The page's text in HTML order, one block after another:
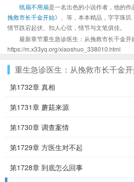
纸扇不用扇是一名出色的小说作者，他的作
挽救市长千金开始》、等，本本精品，字字珠
情节跌宕起伏、扣人心弦，情节与文笔俱佳。
最新章节重生急诊医生：从挽救市长千金开
https://m.x33yq.org/xiaoshuo_338010.html
重生急诊医生：从挽救市长千金
第1732章 真相
第1731章 蘑菇来源
第1730章 调查案情
第1729章 方医生对不起
第1728章 到底怎么回事